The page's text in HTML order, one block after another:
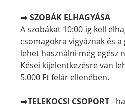
➡️ SZOBÁK ELHAGYÁSA
A szobákat 10:00-ig kell
csomagokra vigyáznak és
lehet használni még egész
Kései kijelentkezésre van
5.000 Ft felár ellenében.
➡️TELEKOCSI CSOPORT -